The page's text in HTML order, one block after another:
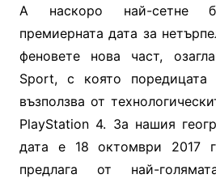
А наскоро най-сетне
премиерната дата за
феновете нова част,
Sport, с която
възползва от
PlayStation 4. За нашия
дата е 18 октомври 2017
предлага от най-